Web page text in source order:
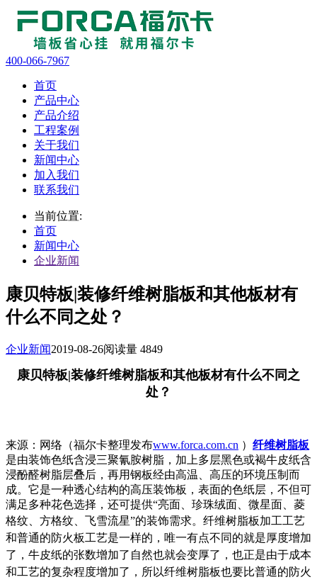
400-066-7967
首页
产品中心
产品介绍
工程案例
关于我们
新闻中心
加入我们
联系我们
当前位置:
首页
新闻中心
企业新闻
​康贝特板|装修纤维树脂板和其他板材有
什么不同之处？
企业新闻2019-08-26阅读量 4849
康贝特板|装修纤维树脂板和其他板材有什么不同之
处？
来源：网络（福尔卡整理发布www.forca.com.cn ） 纤维树脂板
是由装饰色纸含浸三聚氰胺树脂，加上多层黑色或褐牛皮纸含
浸酚醛树脂层叠后，再用钢板经由高温、高压的环境压制而
成。它是一种透心结构的高压装饰板，表面的色纸层，不但可
满足多种花色选择，还可提供“亮面、珍珠绒面、微星面、菱
格纹、方格纹、飞雪流星”的装饰需求。 纤维树脂板加工工艺
和普通的防火板工艺是一样的，唯一有点不同的就是厚度增加
了，牛皮纸的张数增加了自然也就会变厚了，也正是由于成本
和工艺的复杂程度增加了，所以纤维树脂板也要比普通的防火